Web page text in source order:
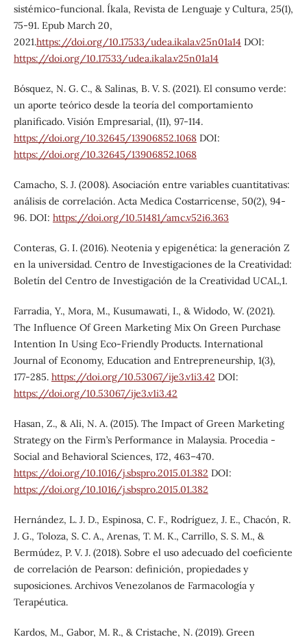
sistémico-funcional. Íkala, Revista de Lenguaje y Cultura, 25(1),
75-91. Epub March 20,
2021.https://doi.org/10.17533/udea.ikala.v25n01a14 DOI:
https://doi.org/10.17533/udea.ikala.v25n01a14
Bósquez, N. G. C., & Salinas, B. V. S. (2021). El consumo verde:
un aporte teórico desde la teoría del comportamiento
planificado. Visión Empresarial, (11), 97-114.
https://doi.org/10.32645/13906852.1068DOI:
https://doi.org/10.32645/13906852.1068
Camacho, S. J. (2008). Asociación entre variables cuantitativas:
análisis de correlación. Acta Medica Costarricense, 50(2), 94-
96. DOI: https://doi.org/10.51481/amc.v52i6.363
Conteras, G. I. (2016). Neotenia y epigenética: la generación Z
en la universidad. Centro de Investigaciones de la Creatividad:
Boletín del Centro de Investigación de la Creatividad UCAL,1.
Farradia, Y., Mora, M., Kusumawati, I., & Widodo, W. (2021).
The Influence Of Green Marketing Mix On Green Purchase
Intention In Using Eco-Friendly Products. International
Journal of Economy, Education and Entrepreneurship, 1(3),
177-285. https://doi.org/10.53067/ije3.v1i3.42 DOI:
https://doi.org/10.53067/ije3.v1i3.42
Hasan, Z., & Ali, N. A. (2015). The Impact of Green Marketing
Strategy on the Firm’s Performance in Malaysia. Procedia -
Social and Behavioral Sciences, 172, 463–470.
https://doi.org/10.1016/j.sbspro.2015.01.382 DOI:
https://doi.org/10.1016/j.sbspro.2015.01.382
Hernández, L. J. D., Espinosa, C. F., Rodríguez, J. E., Chacón, R.
J. G., Toloza, S. C. A., Arenas, T. M. K., Carrillo, S. S. M., &
Bermúdez, P. V. J. (2018). Sobre el uso adecuado del coeficiente
de correlación de Pearson: definición, propiedades y
suposiciones. Archivos Venezolanos de Farmacología y
Terapéutica.
Kardos, M., Gabor, M. R., & Cristache, N. (2019). Green